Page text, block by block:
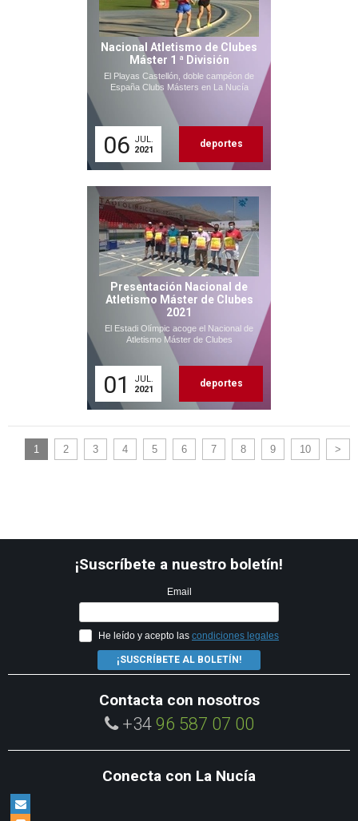
Nacional Atletismo de Clubes
Máster 1 ª División
El Playas Castellón, doble campéon de
España Clubs Másters en La Nucía
06 JUL.
2021
deportes
Presentación Nacional de
Atletismo Máster de Clubes
2021
El Estadi Olímpic acoge el Nacional de
Atletismo Máster de Clubes
01
JUL.
2021
deportes
1 2 3 4 5 6 7 8 9 10 >
¡Suscríbete a nuestro boletín!
Email
He leído y acepto las condiciones legales
¡SUSCRÍBETE AL BOLETÍN!
Contacta con nosotros
+34 96 587 07 00
Conecta con La Nucía